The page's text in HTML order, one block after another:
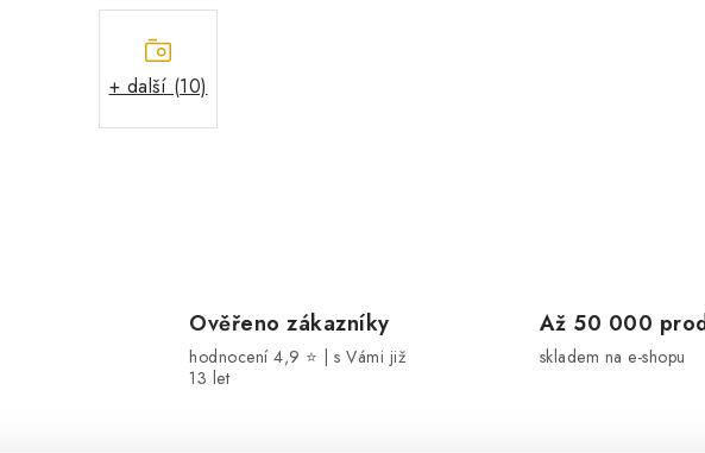
+ další (10)
Ověřeno zákazníky
hodnocení 4,9 ⭐ | s Vámi již
13 let
Až 50 000
skladem na e-shopu